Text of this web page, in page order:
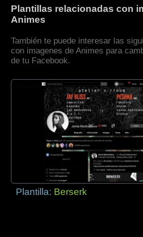
Plantillas relacionadas con
Animes
También te puede interesar las
con imagenes de Animes para
de tu Facebook.
Plantilla: Berserk